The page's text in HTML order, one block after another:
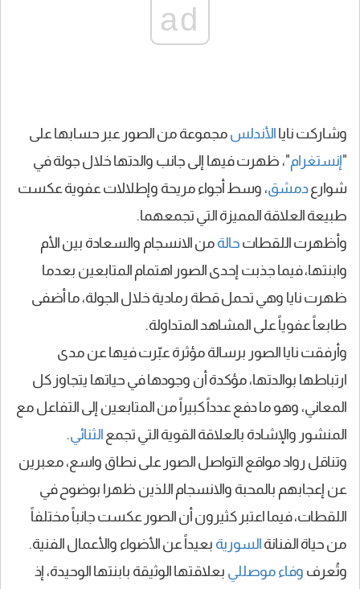
ad
وشاركت نايا الأندلس مجموعة من الصور عبر حسابها على
"إنستغرام"، ظهرت فيها إلى جانب والدتها خلال جولة في
شوارعدمشق، وسط أجواء مريحة وإطلالات عفوية عكست
طبيعة العلاقة المميزة التي تجمعهما.
وأظهرت اللقطات حالة من الانسجام والسعادة بين الأم
وابنتها، فيما جذبت إحدى الصور اهتمام المتابعين بعدما
ظهرت نايا وهي تحمل قطة رمادية خلال الجولة، ما أضفى
طابعاً عفوياً على المشاهد المتداولة.
وأرفقت نايا الصور برسالة مؤثرة عبّرت فيها عن مدى
ارتباطها بوالدتها، مؤكدة أن وجودها في حياتها يتجاوز كل
المعاني، وهو ما دفع عدداً كبيراً من المتابعين إلى التفاعل مع
المنشور والإشادة بالعلاقة القوية التي تجمع الثنائي.
وتناقل رواد مواقع التواصل الصور على نطاق واسع، معبرين
عن إعجابهم بالمحبة والانسجام اللذين ظهرا بوضوح في
اللقطات، فيما اعتبر كثيرون أن الصور عكست جانباً مختلفاً
من حياة الفنانة السورية بعيداً عن الأضواء والأعمال الفنية.
وتُعرف وفاء موصللي بعلاقتها الوثيقة بابنتها الوحيدة، إذ